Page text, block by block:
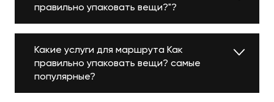
правильно упаковать вещи?"?
Какие услуги для маршрута Как
правильно упаковать вещи? самые
популярные?